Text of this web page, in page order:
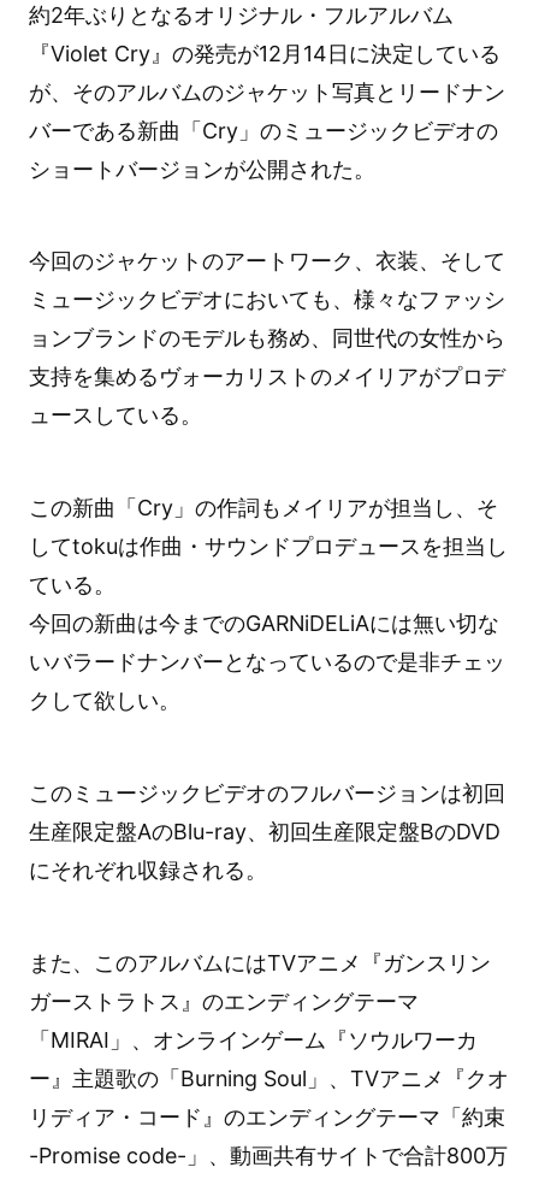
約2年ぶりとなるオリジナル・フルアルバム
『Violet Cry』の発売が12月14日に決定している
が、そのアルバムのジャケット写真とリードナン
バーである新曲「Cry」のミュージックビデオの
ショートバージョンが公開された。
今回のジャケットのアートワーク、衣装、そして
ミュージックビデオにおいても、様々なファッシ
ョンブランドのモデルも務め、同世代の女性から
支持を集めるヴォーカリストのメイリアがプロデ
ュースしている。
この新曲「Cry」の作詞もメイリアが担当し、そ
してtokuは作曲・サウンドプロデュースを担当し
ている。
今回の新曲は今までのGARNiDELiAには無い切な
いバラードナンバーとなっているので是非チェッ
クして欲しい。
このミュージックビデオのフルバージョンは初回
生産限定盤AのBlu-ray、初回生産限定盤BのDVD
にそれぞれ収録される。
また、このアルバムにはTVアニメ『ガンスリン
ガーストラトス』のエンディングテーマ
「MIRAI」、オンラインゲーム『ソウルワーカ
ー』主題歌の「Burning Soul」、TVアニメ『クオ
リディア・コード』のエンディングテーマ「約束
-Promise code-」、動画共有サイトで合計800万